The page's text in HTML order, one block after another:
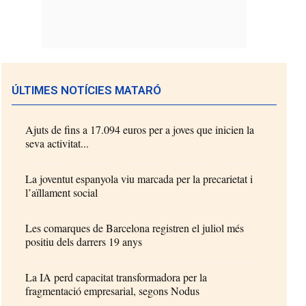
ÚLTIMES NOTÍCIES MATARÓ
Ajuts de fins a 17.094 euros per a joves que inicien la
seva activitat...
La joventut espanyola viu marcada per la precarietat i
l’aïllament social
Les comarques de Barcelona registren el juliol més
positiu dels darrers 19 anys
La IA perd capacitat transformadora per la
fragmentació empresarial, segons Nodus